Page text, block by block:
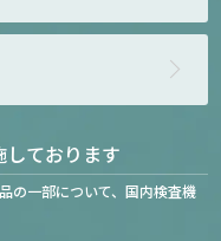
ております
の一部について、国内検査機